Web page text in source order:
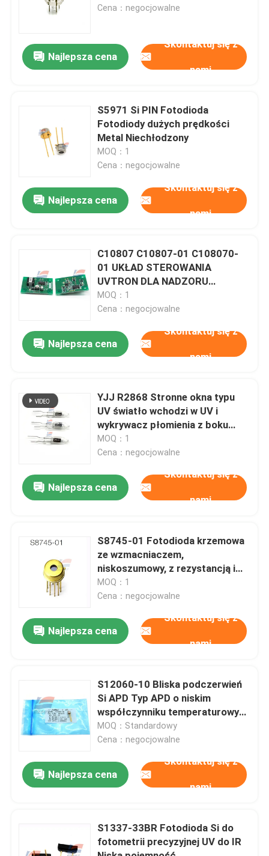
Produkty
Pokaz VR
O nas
Kontrola jakości
Skontaktuj się z nami
Nowości
Czujnik gazu tlenowego
Cena：negocjowalne
Najlepsza cena
Skontaktuj się z
nami
S5971 Si PIN Fotodioda
Fotodiody dużych prędkości
Metal Niechłodzony
MOQ：1
Cena：negocjowalne
Najlepsza cena
Skontaktuj się z
nami
C10807 C10807-01 C108070-
01 UKŁAD STEROWANIA
UVTRON DLA NADZORU
POŻAROWEGO I
PRZECIWPOŻAROWEGO
MOQ：1
Cena：negocjowalne
Najlepsza cena
Skontaktuj się z
nami
YJJ R2868 Stronne okna typu
UV światło wchodzi w UV i
wykrywacz płomienia z boku
żarówki R9454
MOQ：1
Cena：negocjowalne
Najlepsza cena
Skontaktuj się z
nami
S8745-01 Fotodioda krzemowa
ze wzmacniaczem,
niskoszumowy, z rezystancją i
pojemnością sprzężenia
zwrotnego
MOQ：1
Cena：negocjowalne
Najlepsza cena
Skontaktuj się z
nami
S12060-10 Bliska podczerwień
Si APD Typ APD o niskim
współczynniku temperaturowym
dla pasma 800nm
MOQ：Standardowy
Cena：negocjowalne
Najlepsza cena
Skontaktuj się z
nami
S1337-33BR Fotodioda Si do
fotometrii precyzyjnej UV do IR